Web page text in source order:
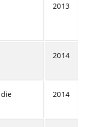
2013
2014
2014